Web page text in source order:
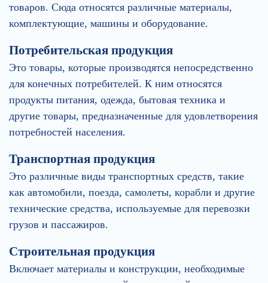
товаров. Сюда относятся различные материалы,
комплектующие, машины и оборудование.
Потребительская продукция
Это товары, которые производятся непосредственно
для конечных потребителей. К ним относятся
продукты питания, одежда, бытовая техника и
другие товары, предназначенные для удовлетворения
потребностей населения.
Транспортная продукция
Это различные виды транспортных средств, такие
как автомобили, поезда, самолеты, корабли и другие
технические средства, используемые для перевозки
грузов и пассажиров.
Строительная продукция
Включает материалы и конструкции, необходимые